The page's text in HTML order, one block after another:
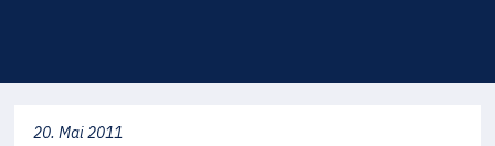
20. Mai 2011